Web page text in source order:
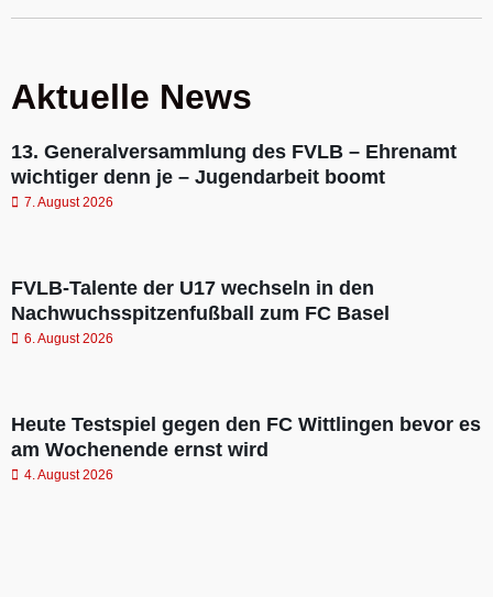
Aktuelle News
13. Generalversammlung des FVLB – Ehrenamt
wichtiger denn je – Jugendarbeit boomt
7. August 2026
FVLB-Talente der U17 wechseln in den
Nachwuchsspitzenfußball zum FC Basel
6. August 2026
Heute Testspiel gegen den FC Wittlingen bevor es
am Wochenende ernst wird
4. August 2026